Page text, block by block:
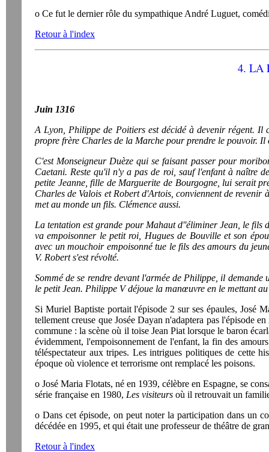
o Ce fut le dernier rôle du sympathique André Luguet,
Retour à l'index
4. LA
Juin 1316
A Lyon, Philippe de Poitiers est décidé à devenir régent. Il
propre frère Charles de la Marche pour prendre le pouvoir.
C'est Monseigneur Duèze qui se faisant passer pour
Caetani. Reste qu'il n'y a pas de roi, sauf l'enfant à naître
petite Jeanne, fille de Marguerite de Bourgogne, lui serait
Charles de Valois et Robert d'Artois, conviennent de
met au monde un fils. Clémence aussi.
La tentation est grande pour Mahaut d''éliminer Jean, le fils
va empoisonner le petit roi, Hugues de Bouville et son
avec un mouchoir empoisonné tue le fils des amours du
V. Robert s'est révolté.
Sommé de se rendre devant l'armée de Philippe, il
le petit Jean. Philippe V déjoue la manœuvre en le mettant
Si Muriel Baptiste portait l'épisode 2 sur ses épaules, José
tellement creuse que Josée Dayan n'adaptera pas l'épisode
commune : la scène où il toise Jean Piat lorsque le baron
évidemment, l'empoisonnement de l'enfant, la fin des
téléspectateur aux tripes. Les intrigues politiques de cette
époque où violence et terrorisme ont remplacé les poisons.
o José Maria Flotats, né en 1939, célèbre en Espagne, se
série française en 1980, Les visiteurs où il retrouvait un
o Dans cet épisode, on peut noter la participation dans un
décédée en 1995, et qui était une professeur de théâtre de
Retour à l'index